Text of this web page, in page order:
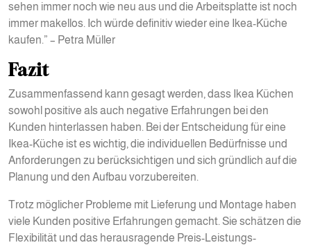
sehen immer noch wie neu aus und die Arbeitsplatte ist noch
immer makellos. Ich würde definitiv wieder eine Ikea-Küche
kaufen.” – Petra Müller
Fazit
Zusammenfassend kann gesagt werden, dass Ikea Küchen
sowohl positive als auch negative Erfahrungen bei den
Kunden hinterlassen haben. Bei der Entscheidung für eine
Ikea-Küche ist es wichtig, die individuellen Bedürfnisse und
Anforderungen zu berücksichtigen und sich gründlich auf die
Planung und den Aufbau vorzubereiten.
Trotz möglicher Probleme mit Lieferung und Montage haben
viele Kunden positive Erfahrungen gemacht. Sie schätzen die
Flexibilität und das herausragende Preis-Leistungs-